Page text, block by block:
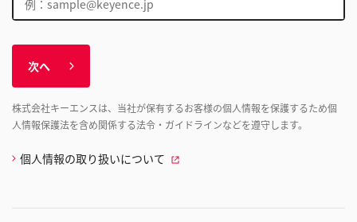
次へ
株式会社キーエンスは、当社が保有するお客様の個人情報を保護するため個
人情報保護法を含め関係する法令・ガイドラインなどを遵守します。
個人情報の取り扱いについて